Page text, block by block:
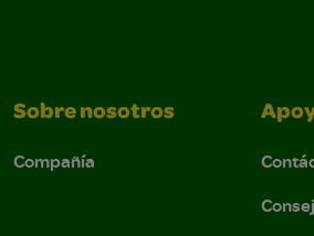
Sobre nosotros
Compañía